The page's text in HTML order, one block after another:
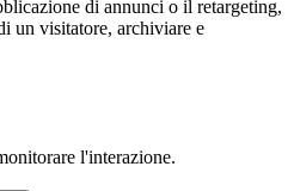
di annunci o il retargeting,
un visitatore, archiviare e
l'interazione.